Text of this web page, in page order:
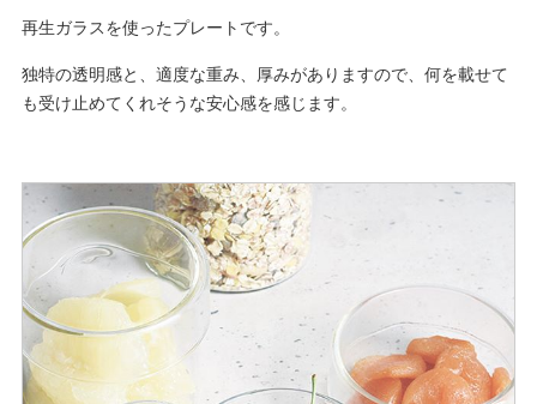
再生ガラスを使ったプレートです。
独特の透明感と、適度な重み、厚みがありますので、何を載せて
も受け止めてくれそうな安心感を感じます。